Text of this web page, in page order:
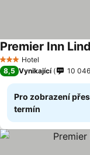
3 Počet hvězdiček
Hotel
Premier Inn
8,5 Vynikající 10 046
Pro zobrazení
termín